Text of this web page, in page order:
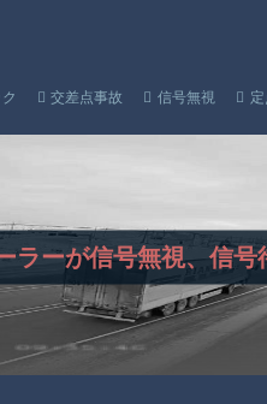
交差点事故 信号無視
ラーが信号無視、信